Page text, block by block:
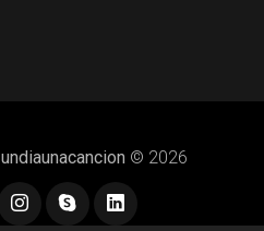
undiaunacancion © 2026